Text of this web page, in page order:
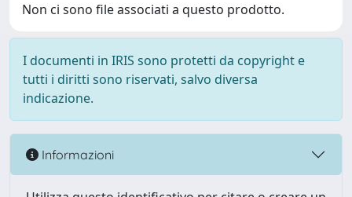
Non ci sono file associati a questo prodotto.
I documenti in IRIS sono protetti da copyright e
tutti i diritti sono riservati, salvo diversa
indicazione.
Informazioni